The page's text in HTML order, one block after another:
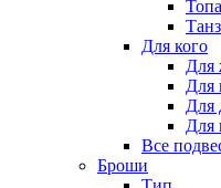
Для кого
Для
Для
Для
Для
Все
Броши